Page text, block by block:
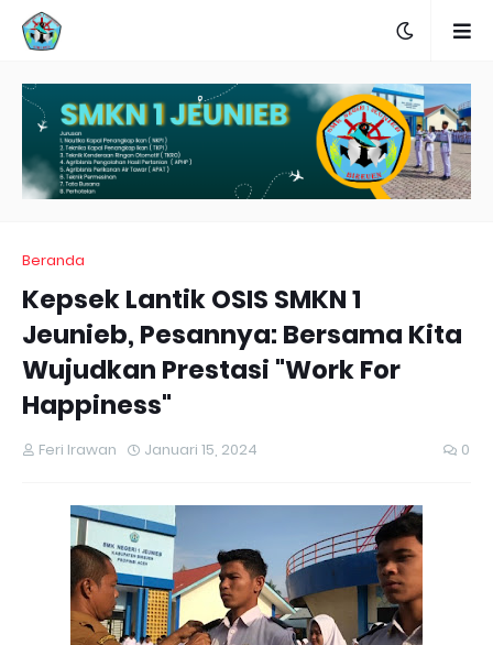
Beranda
Kepsek Lantik OSIS SMKN 1
Jeunieb, Pesannya: Bersama Kita
Wujudkan Prestasi "Work For
Happiness"
Feri Irawan Januari 15, 2024 0